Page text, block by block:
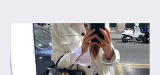
[하이엔드급 의류] 플리